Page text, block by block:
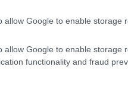
allow Google to enable storage
allow Google to enable storage
functionality and fraud
i gruppi di
l’attuazione
In questo contesto,
sui temi
Le